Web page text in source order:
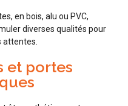
en bois, alu ou PVC,
diverses qualités pour
attentes.
et portes